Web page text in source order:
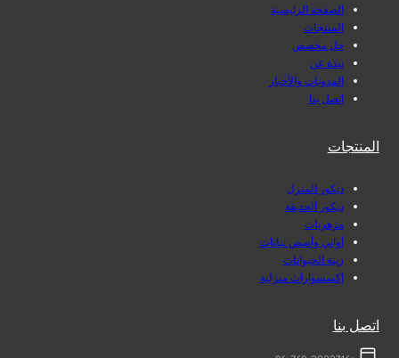
الصفحة الرئيسية
المنتجات
حل مخصص
نبذة عن
المدونات والأخبار
اتصل بنا
المنتجات
ديكور المنزل
ديكور الحديقة
مزهريات
أواني وأصص نباتات
زينة الحيوانات
إكسسوارات منزلية
اتصل بنا